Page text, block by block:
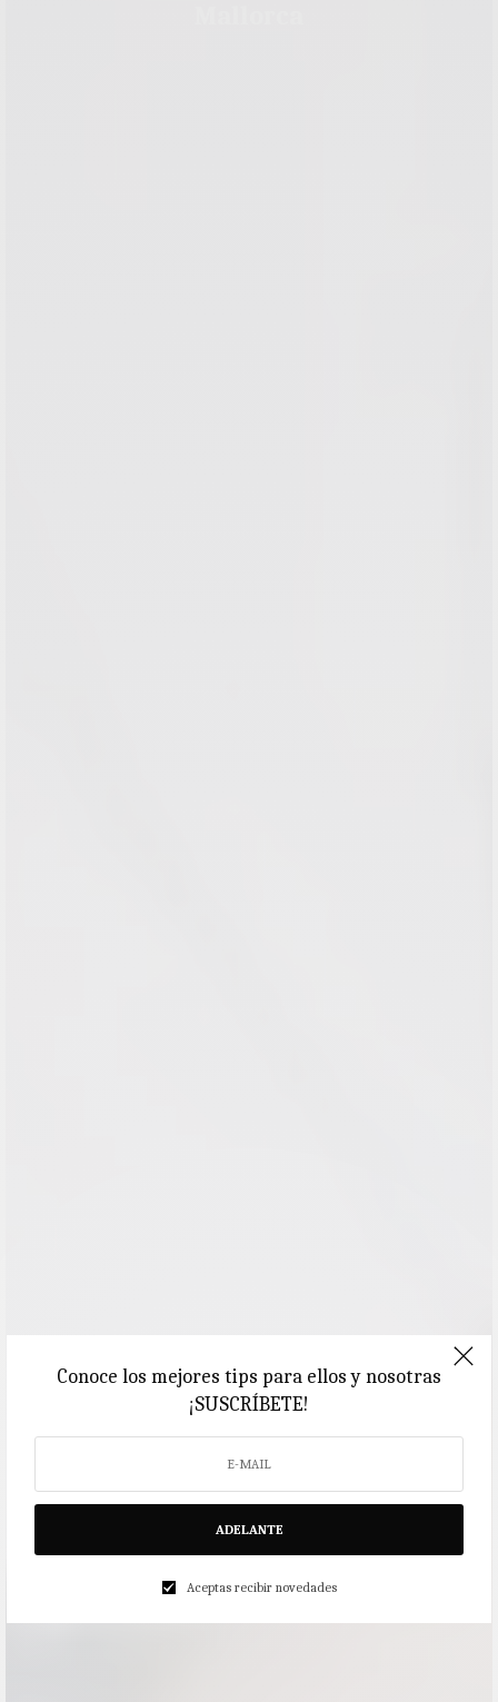
Conoce los mejores tips para ellos y nosotras
¡SUSCRÍBETE!
ADELANTE
Aceptas recibir novedades